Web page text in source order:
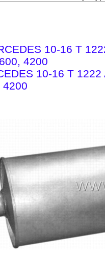
10-16 T
4200